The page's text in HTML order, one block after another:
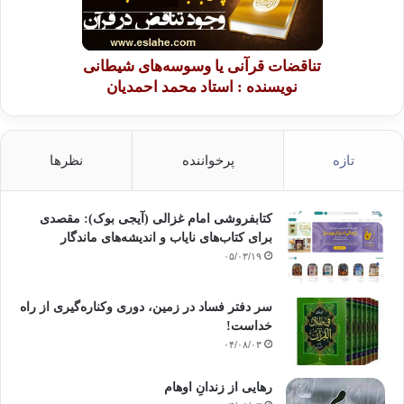
امام شافعی پرسیدند: تو با کی هستی؟ گفت:«من با حق هستم به
هر جا دور بزند من با آن دور می زنم.»
از این جاست که می توانیم بگوییم امام شافعی بین اصلاح و تجدید
خاطر حق فقهش را تغییر داد، بگوید من اشتباه کردم. مردم در آن
زمان متمایز بودند چون از تغییر در فقه امام شافعی پیروی کردند و
به غرب دارد تا به آنان بگوییم: اینان علمای نخستین ما هستند.
امام احمد بن حنبل در مورد او گفت
او کسی است که درباره اش گفته شده است: «هیچ کس در شرق یا
غرب در دستش قلمی نیست مگر این که فضل شافعی بر گردن
اوست.»
تناقضات قرآنی یا وسوسه‌های شیطانی
نویسنده : استاد محمد احمدیان
تازه پرخواننده نظرها
کتابفروشی امام غزالی (آیجی بوک): مقصدی
برای کتاب‌های نایاب و اندیشه‌های ماندگار
۰۵/۰۳/۱۹
سر دفتر فساد در زمین‌، دوری وکناره‌گیری از راه
خداست‌!
۰۴/۰۸/۰۳
رهایی از زندانِ اوهام